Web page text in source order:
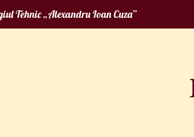
Skip to main
Tehnic „Alexandru Ioan Cuza”